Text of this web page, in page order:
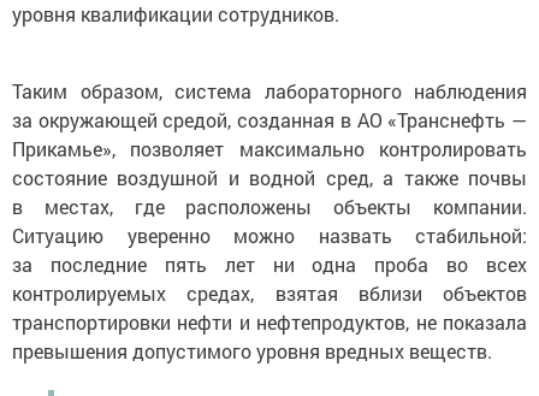
уровня квалификации сотрудников.
Таким образом, система лабораторного наблюдения
за окружающей средой, созданная в АО «Транснефть —
Прикамье», позволяет максимально контролировать
состояние воздушной и водной сред, а также почвы
в местах, где расположены объекты компании.
Ситуацию уверенно можно назвать стабильной:
за последние пять лет ни одна проба во всех
контролируемых средах, взятая вблизи объектов
транспортировки нефти и нефтепродуктов, не показала
превышения допустимого уровня вредных веществ.